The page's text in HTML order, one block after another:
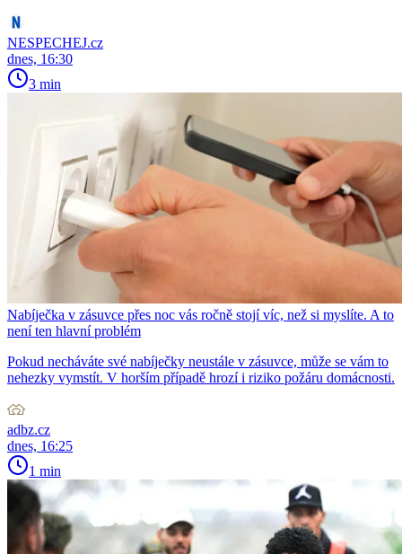
NESPECHEJ.cz
dnes, 16:30
3 min
Nabíječka v zásuvce přes noc vás ročně stojí víc, než si myslíte. A to
není ten hlavní problém
Pokud necháváte své nabíječky neustále v zásuvce, může se vám to
nehezky vymstít. V horším případě hrozí i riziko požáru domácnosti.
adbz.cz
dnes, 16:25
1 min